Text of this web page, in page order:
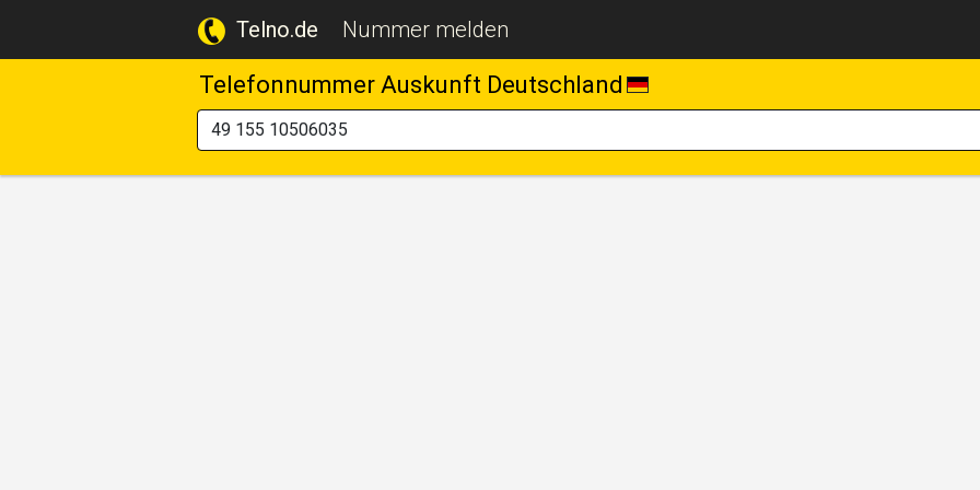
Telno.de Nummer melden
Telefonnummer Auskunft Deutschland